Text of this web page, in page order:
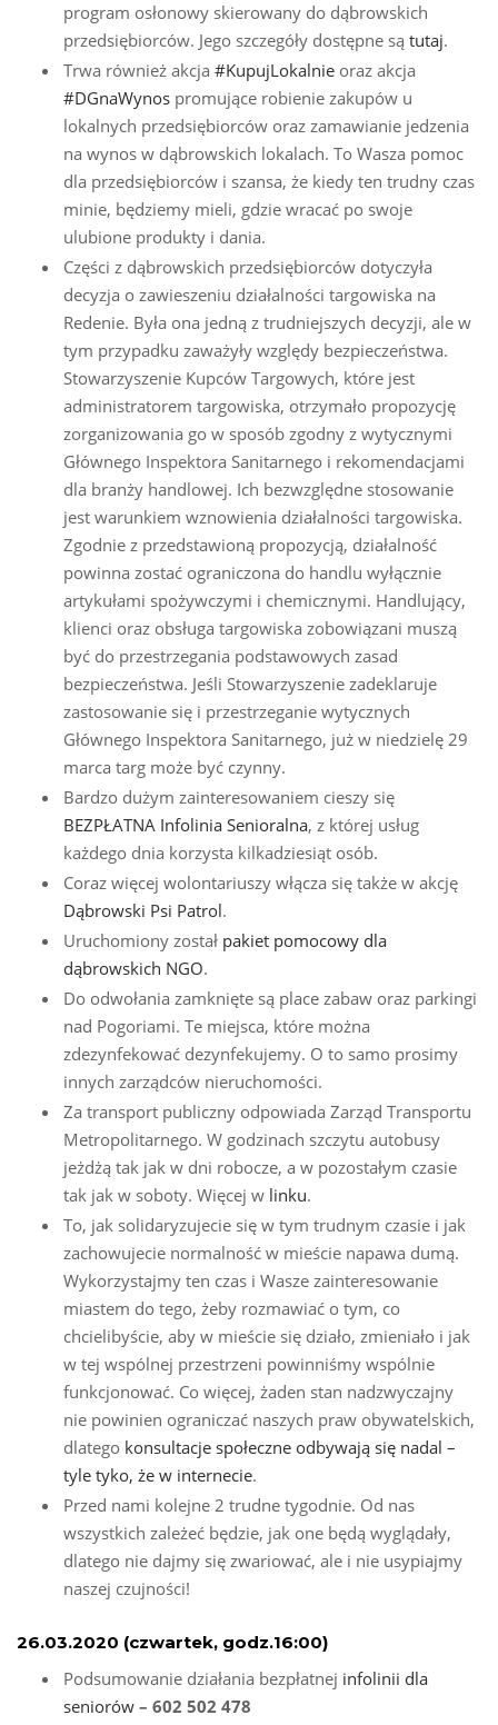
program osłonowy skierowany do dąbrowskich
przedsiębiorców. Jego szczegóły dostępne są tutaj.
Trwa również akcja #KupujLokalnie oraz akcja
#DGnaWynos promujące robienie zakupów u
lokalnych przedsiębiorców oraz zamawianie jedzenia
na wynos w dąbrowskich lokalach. To Wasza pomoc
dla przedsiębiorców i szansa, że kiedy ten trudny czas
minie, będziemy mieli, gdzie wracać po swoje
ulubione produkty i dania.
Części z dąbrowskich przedsiębiorców dotyczyła
decyzja o zawieszeniu działalności targowiska na
Redenie. Była ona jedną z trudniejszych decyzji, ale w
tym przypadku zaważyły względy bezpieczeństwa.
Stowarzyszenie Kupców Targowych, które jest
administratorem targowiska, otrzymało propozycję
zorganizowania go w sposób zgodny z wytycznymi
Głównego Inspektora Sanitarnego i rekomendacjami
dla branży handlowej. Ich bezwzględne stosowanie
jest warunkiem wznowienia działalności targowiska.
Zgodnie z przedstawioną propozycją, działalność
powinna zostać ograniczona do handlu wyłącznie
artykułami spożywczymi i chemicznymi. Handlujący,
klienci oraz obsługa targowiska zobowiązani muszą
być do przestrzegania podstawowych zasad
bezpieczeństwa. Jeśli Stowarzyszenie zadeklaruje
zastosowanie się i przestrzeganie wytycznych
Głównego Inspektora Sanitarnego, już w niedzielę 29
marca targ może być czynny.
Bardzo dużym zainteresowaniem cieszy się
BEZPŁATNA Infolinia Senioralna, z której usług
każdego dnia korzysta kilkadziesiąt osób.
Coraz więcej wolontariuszy włącza się także w akcję
Dąbrowski Psi Patrol.
Uruchomiony został pakiet pomocowy dla
dąbrowskich NGO.
Do odwołania zamknięte są place zabaw oraz parkingi
nad Pogoriami. Te miejsca, które można
zdezynfekować dezynfekujemy. O to samo prosimy
innych zarządców nieruchomości.
Za transport publiczny odpowiada Zarząd Transportu
Metropolitarnego. W godzinach szczytu autobusy
jeżdżą tak jak w dni robocze, a w pozostałym czasie
tak jak w soboty. Więcej w linku.
To, jak solidaryzujecie się w tym trudnym czasie i jak
zachowujecie normalność w mieście napawa dumą.
Wykorzystajmy ten czas i Wasze zainteresowanie
miastem do tego, żeby rozmawiać o tym, co
chcielibyście, aby w mieście się działo, zmieniało i jak
w tej wspólnej przestrzeni powinniśmy wspólnie
funkcjonować. Co więcej, żaden stan nadzwyczajny
nie powinien ograniczać naszych praw obywatelskich,
dlatego konsultacje społeczne odbywają się nadal –
tyle tyko, że w internecie.
Przed nami kolejne 2 trudne tygodnie. Od nas
wszystkich zależeć będzie, jak one będą wyglądały,
dlatego nie dajmy się zwariować, ale i nie usypiajmy
naszej czujności!
26.03.2020 (czwartek, godz.16:00)
Podsumowanie działania bezpłatnej infolinii dla
seniorów – 602 502 478